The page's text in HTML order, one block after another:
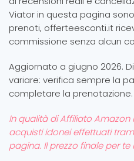
Viator in questa pagina
prenoti, offerteesconti.it
commissione senza alcun
Aggiornato a giugno 2026.
variare: verifica sempre la
completare la prenotazione.
In qualità di Affiliato
acquisti idonei effettuati
pagina. Il prezzo finale per